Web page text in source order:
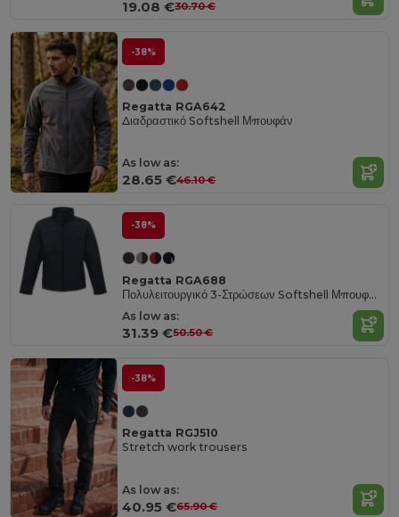
19.08 €30.70 €
-38%
Regatta RGA642
Διαδραστικό Softshell Μπουφάν
As low as:
28.65 €46.10 €
-38%
Regatta RGA688
Πολυλειτουργικό 3-Στρώσεων Softshell Μπουφάν με Storm Flap
As low as:
31.39 €50.50 €
-38%
Regatta RGJ510
Stretch work trousers
As low as:
40.95 €65.90 €